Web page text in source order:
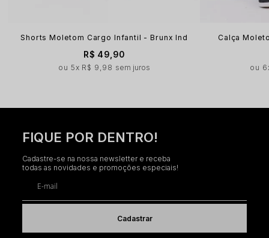
Shorts Moletom Cargo Infantil - Brunx Ind
R$ 49,90
5x R$ 9,98 sem juros
Calça
FIQUE POR DENTRO!
Cadastre-se na nossa newsletter e receba
todas as novidades e promoções especiais!
E-mail
Cadastrar